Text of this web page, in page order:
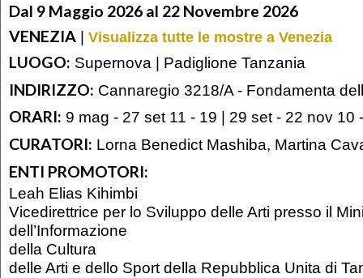
Dal 9 Maggio 2026 al 22 Novembre 2026
VENEZIA | Visualizza tutte le mostre a Venezia
LUOGO: Supernova | Padiglione Tanzania
INDIRIZZO: Cannaregio 3218/A - Fondamenta
ORARI: 9 mag - 27 set 11 - 19 | 29 set - 22 nov 10
CURATORI: Lorna Benedict Mashiba, Martina
ENTI PROMOTORI:
Leah Elias Kihimbi
Vicedirettrice per lo Sviluppo delle Arti presso il
dell’Informazione
della Cultura
delle Arti e dello Sport della Repubblica Unita di